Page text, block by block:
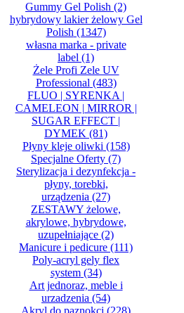
Gummy Gel Polish (2)
hybrydowy lakier żelowy Gel
Polish (1347)
własna marka - private
label (1)
Żele Profi Zele UV
Professional (483)
FLUO | SYRENKA |
CAMELEON | MIRROR |
SUGAR EFFECT |
DYMEK (81)
Płyny kleje oliwki (158)
Specjalne Oferty (7)
Sterylizacja i dezynfekcja -
płyny, torebki,
urządzenia (27)
ZESTAWY żelowe,
akrylowe, hybrydowe,
uzupełniające (2)
Manicure i pedicure (111)
Poly-acryl gely flex
system(34)
Art jednoraz, meble i
urzadzenia (54)
Akryl do paznokci (228)